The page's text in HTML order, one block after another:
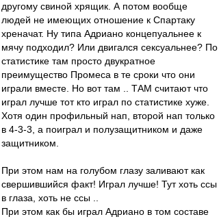
другому свиной хрящик. А потом вообще
людей не имеющих отношение к Спартаку
хреначат. Ну типа Адриано концепуальнее к
мячу подходил? Или двигался сексуальнее? По
статистике там просто двукратное
преимущество Промеса в те сроки что они
играли вместе. Но вот там .. ТАМ считают что
играл лучше тот кто играл по статистике хуже.
Хотя один профильный нап, второй нап только
в 4-3-3, а поиграл и полузащитником и даже
защитником.
При этом нам на голубом глазу заливают как
свершившийся факт! Играл лучше! Тут хоть ссы
в глаза, хоть не ссы ..
При этом как бы играл Адриано в том составе